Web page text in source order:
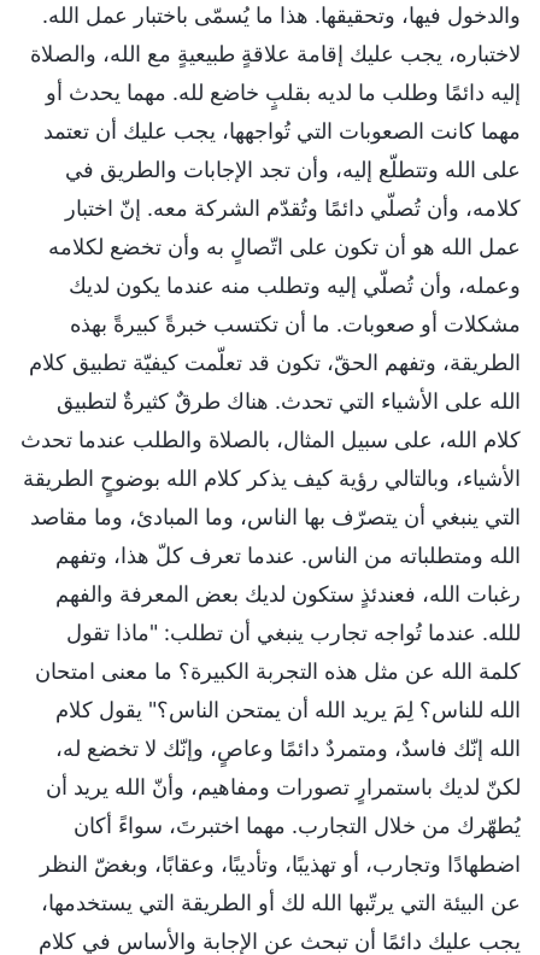
والدخول فيها، وتحقيقها. هذا ما يُسمّى باختبار عمل الله.
لاختباره، يجب عليك إقامة علاقةٍ طبيعيةٍ مع الله، والصلاة
إليه دائمًا وطلب ما لديه بقلبٍ خاضع لله. مهما يحدث أو
مهما كانت الصعوبات التي تُواجهها، يجب عليك أن تعتمد
على الله وتتطلّع إليه، وأن تجد الإجابات والطريق في
كلامه، وأن تُصلّي دائمًا وتُقدّم الشركة معه. إنّ اختبار
عمل الله هو أن تكون على اتّصالٍ به وأن تخضع لكلامه
وعمله، وأن تُصلّي إليه وتطلب منه عندما يكون لديك
مشكلات أو صعوبات. ما أن تكتسب خبرةً كبيرةً بهذه
الطريقة، وتفهم الحقّ، تكون قد تعلّمت كيفيّة تطبيق كلام
الله على الأشياء التي تحدث. هناك طرقٌ كثيرةٌ لتطبيق
كلام الله، على سبيل المثال، بالصلاة والطلب عندما تحدث
الأشياء، وبالتالي رؤية كيف يذكر كلام الله بوضوحٍ الطريقة
التي ينبغي أن يتصرّف بها الناس، وما المبادئ، وما مقاصد
الله ومتطلباته من الناس. عندما تعرف كلّ هذا، وتفهم
رغبات الله، فعندئذٍ ستكون لديك بعض المعرفة والفهم
للله. عندما تُواجه تجارب ينبغي أن تطلب: "ماذا تقول
كلمة الله عن مثل هذه التجربة الكبيرة؟ ما معنى امتحان
الله للناس؟ لِمَ يريد الله أن يمتحن الناس؟" يقول كلام
الله إنّك فاسدٌ، ومتمردٌ دائمًا وعاصٍ، وإنّك لا تخضع له،
لكنّ لديك باستمرارٍ تصورات ومفاهيم، وأنّ الله يريد أن
يُطهّرك من خلال التجارب. مهما اختبرتَ، سواءً أكان
اضطهادًا وتجارب، أو تهذيبًا، وتأديبًا، وعقابًا، وبغضّ النظر
عن البيئة التي يرتّبها الله لك أو الطريقة التي يستخدمها،
يجب عليك دائمًا أن تبحث عن الإجابة والأساس في كلام